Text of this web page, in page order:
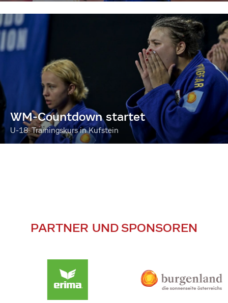
WM-Countdown startet
U-18: Trainingskurs in Kufstein
PARTNER UND SPONSOREN